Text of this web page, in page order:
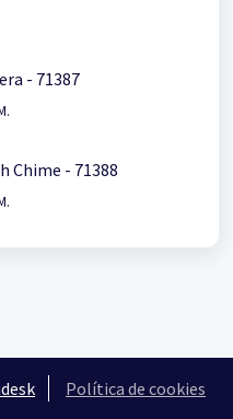
- 71387
Wifi Doorbell Camera with Chime - 71388
Política de cookies